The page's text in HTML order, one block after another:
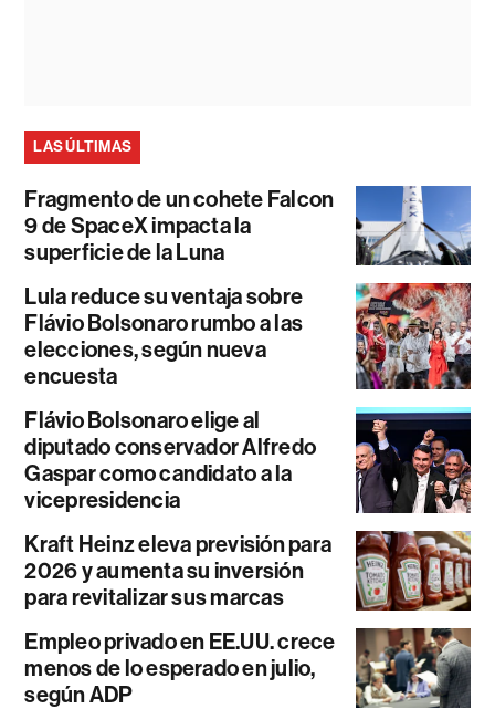
LAS ÚLTIMAS
Fragmento de un cohete Falcon
9 de SpaceX impacta la
superficie de la Luna
Lula reduce su ventaja sobre
Flávio Bolsonaro rumbo a las
elecciones, según nueva
encuesta
Flávio Bolsonaro elige al
diputado conservador Alfredo
Gaspar como candidato a la
vicepresidencia
Kraft Heinz eleva previsión para
2026 y aumenta su inversión
para revitalizar sus marcas
Empleo privado en EE.UU. crece
menos de lo esperado en julio,
según ADP